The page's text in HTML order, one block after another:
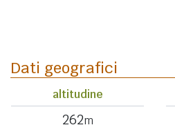
Dati geografici
altitudine
262m